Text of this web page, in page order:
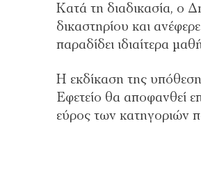
Κατά τη διαδικασία, ο
δικαστηρίου και
παραδίδει ιδιαίτερα
Η εκδίκαση της
Εφετείο θα αποφανθεί
εύρος των κατηγοριών